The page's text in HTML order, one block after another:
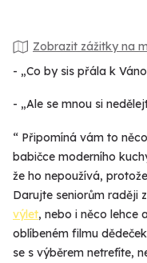
Zobrazit zážitky na
- „Co by sis přála k
- „Ale se mnou si
“ Připomíná vám to
babičce moderního
že ho nepoužívá,
Darujte seniorům raději
výlet, nebo i něco lehce
oblíbeném filmu
se s výběrem netrefíte,